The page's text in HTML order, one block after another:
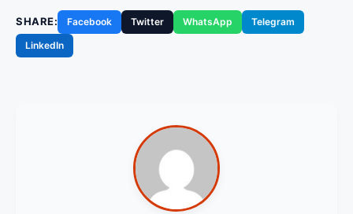
SHARE: Facebook Twitter WhatsApp
Telegram
LinkedIn